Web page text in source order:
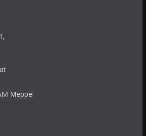
Meppel